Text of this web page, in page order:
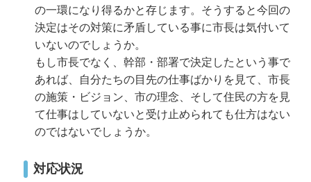
の一環になり得るかと存じます。そうすると今回の
決定はその対策に矛盾している事に市長は気付いて
いないのでしょうか。
もし市長でなく、幹部・部署で決定したという事で
あれば、自分たちの目先の仕事ばかりを見て、市長
の施策・ビジョン、市の理念、そして住民の方を見
て仕事はしていないと受け止められても仕方はない
のではないでしょうか。
対応状況